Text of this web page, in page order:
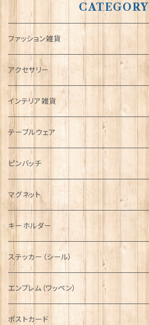
CATEGORY
ファッション雑貨
タータンネクタイ
帽子
キャップ
ハンチング帽
キャスケット
ディアストーカー
ニット帽
Tシャツ
マフラー
タータン【Bronte by Moon】
タータン【Glencroft】
ボタンラップマフラー【Aran Traditions】
サッシュ
スカーフ
ファッションマスク
アクセサリー
ORTAK
ブローチ
ペンダント
チャーム
その他のアクセサリー
インテリア雑貨
インテリア置物
ラブスプーン
ラブスプーン【SION LLEWELLYN】
ラブスプーン【PAUL CURTIS】
ファブリック
テーブルウェア
ティータオル
ペーパーナプキン
ティーコジー
その他テーブルウェア
ピンバッチ
ジェネラルデザイン
乗り物
動物＆植物
国旗＆紋章
音楽＆楽器
ミリタリー
NAVY
AIRFORCE
ARMY
ピューター
マグネット
キーホルダー
ステッカー（シール）
エンブレム（ワッペン）
ポストカード